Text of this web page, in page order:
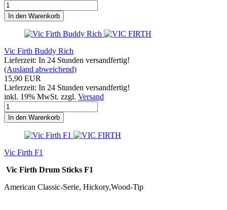
In den Warenkorb
Vic Firth Buddy Rich
Lieferzeit: In 24 Stunden versandfertig!
(Ausland abweichend)
15,90 EUR
Lieferzeit: In 24 Stunden versandfertig!
inkl. 19% MwSt. zzgl. Versand
In den Warenkorb
Vic Firth F1
Vic Firth Drum Sticks F1
American Classic-Serie, Hickory,Wood-Tip